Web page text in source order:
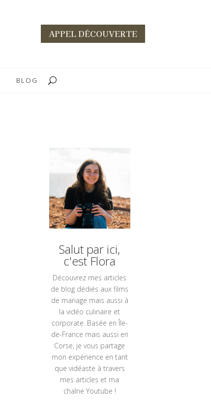
APPEL DÉCOUVERTE
BLOG
Salut par ici,
c'est Flora
Découvrez mes articles
de blog dédiés aux films
de mariage mais aussi à
la vidéo culinaire et
corporate. Basée en Île-
de-France mais aussi en
Corse, je vous partage
mon expérience en tant
que vidéaste à travers
mes articles et ma
chaîne Youtube !